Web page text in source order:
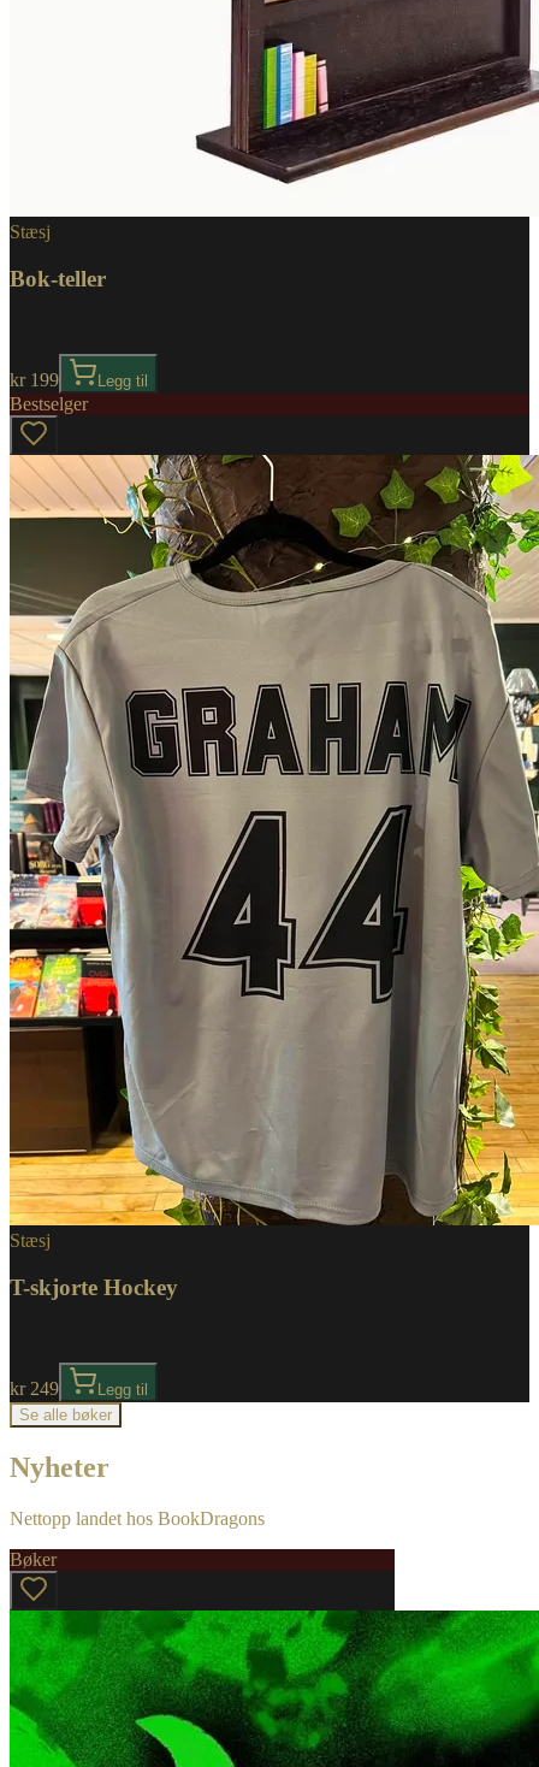
Stæsj
Bok-teller
kr 199 Legg til
Bestselger
Stæsj
T-skjorte Hockey
kr 249
Legg til
Se alle bøker
Nyheter
Nettopp landet hos BookDragons
Bøker